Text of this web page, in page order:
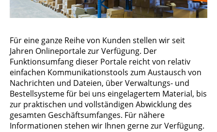
Für eine ganze Reihe von Kunden stellen wir seit
Jahren Onlineportale zur Verfügung. Der
Funktionsumfang dieser Portale reicht von relativ
einfachen Kommunikationstools zum Austausch von
Nachrichten und Dateien, über Verwaltungs- und
Bestellsysteme für bei uns eingelagertem Material, bis
zur praktischen und vollständigen Abwicklung des
gesamten Geschäftsumfanges. Für nähere
Informationen stehen wir Ihnen gerne zur Verfügung.